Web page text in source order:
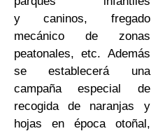
y caninos, fregado
mecánico de zonas
peatonales, etc. Además
se establecerá una
campaña especial de
recogida de naranjas y
hojas en época otoñal,